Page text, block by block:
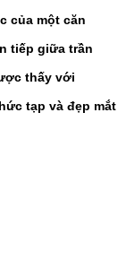
của một căn
tiếp giữa trần
thấy với
tạp và đẹp mắt